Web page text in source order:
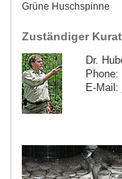
Grüne Huschspinne
Zuständiger
Dr.
E-Mail: